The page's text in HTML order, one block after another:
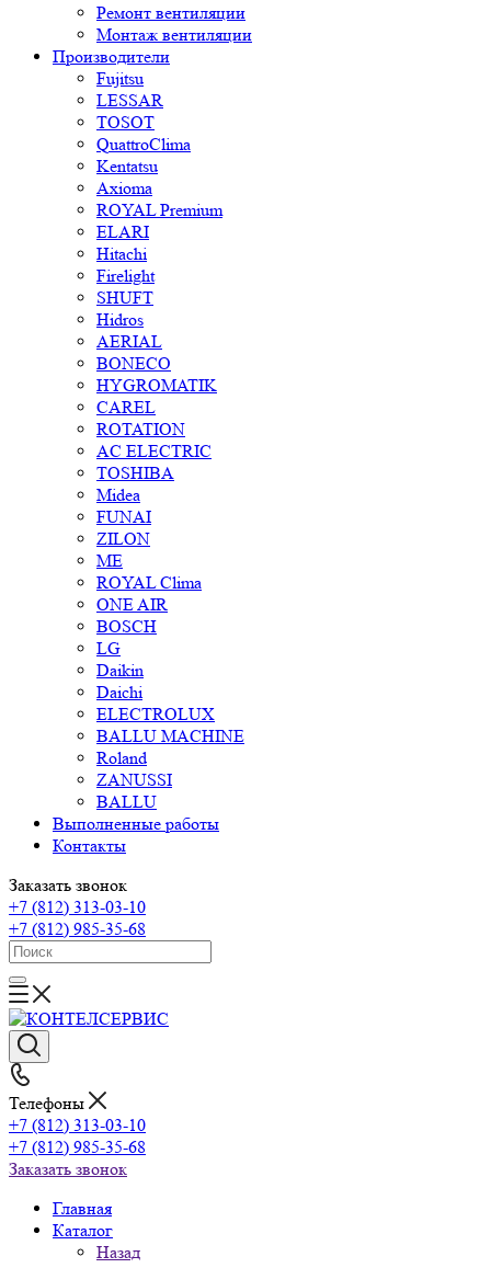
Ремонт вентиляции
Монтаж вентиляции
Производители
Fujitsu
LESSAR
TOSOT
QuattroClima
Kentatsu
Axioma
ROYAL Premium
ELARI
Hitachi
Firelight
SHUFT
Hidros
AERIAL
BONECO
HYGROMATIK
CAREL
ROTATION
AC ELECTRIC
TOSHIBA
Midea
FUNAI
ZILON
ME
ROYAL Clima
ONE AIR
BOSCH
LG
Daikin
Daichi
ELECTROLUX
BALLU MACHINE
Roland
ZANUSSI
BALLU
Выполненные работы
Контакты
Заказать звонок
+7 (812) 313-03-10
+7 (812) 985-35-68
Телефоны
+7 (812) 313-03-10
+7 (812) 985-35-68
Заказать звонок
Главная
Каталог
Назад